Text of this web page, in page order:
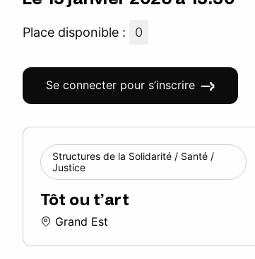
Place disponible : 0
Se connecter pour s’inscrire
Structures de la Solidarité / Santé /
Justice
Tôt ou t’art
Grand Est